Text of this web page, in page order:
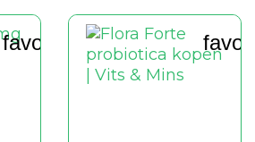
favorite_border